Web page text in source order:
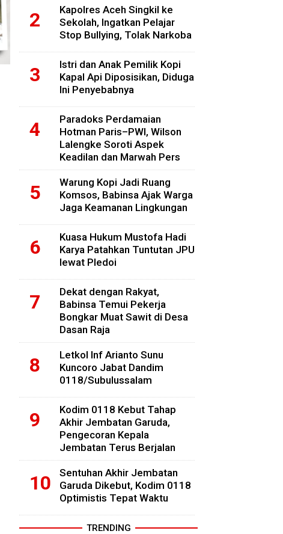
Kapolres Aceh Singkil ke
Sekolah, Ingatkan Pelajar
Stop Bullying, Tolak Narkoba
Istri dan Anak Pemilik Kopi
Kapal Api Diposisikan, Diduga
Ini Penyebabnya
Paradoks Perdamaian
Hotman Paris–PWI, Wilson
Lalengke Soroti Aspek
Keadilan dan Marwah Pers
Warung Kopi Jadi Ruang
Komsos, Babinsa Ajak Warga
Jaga Keamanan Lingkungan
Kuasa Hukum Mustofa Hadi
Karya Patahkan Tuntutan JPU
lewat Pledoi
Dekat dengan Rakyat,
Babinsa Temui Pekerja
Bongkar Muat Sawit di Desa
Dasan Raja
Letkol Inf Arianto Sunu
Kuncoro Jabat Dandim
0118/Subulussalam
Kodim 0118 Kebut Tahap
Akhir Jembatan Garuda,
Pengecoran Kepala
Jembatan Terus Berjalan
Sentuhan Akhir Jembatan
Garuda Dikebut, Kodim 0118
Optimistis Tepat Waktu
TRENDING